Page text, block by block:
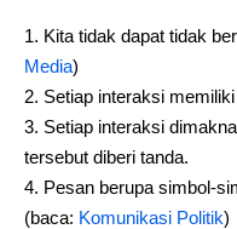
Kita tidak dapat tidak
Media)
Setiap interaksi
Setiap interaksi
tersebut diberi tanda.
Pesan berupa simbol-
(baca: Komunikasi Politik)